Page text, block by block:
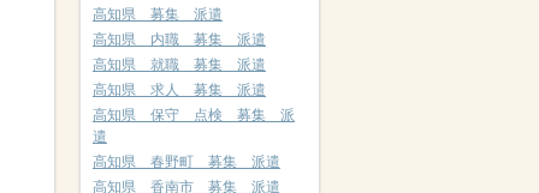
高知県 募集 派遣
高知県 内職 募集 派遣
高知県 就職 募集 派遣
高知県 求人 募集 派遣
高知県 保守 点検 募集 派
遣
高知県 春野町 募集 派遣
高知県 香南市 募集 派遣